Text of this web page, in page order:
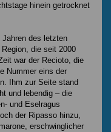
hinein getrocknet
des letzten
die seit 2000
war der Recioto, die
Nummer eins der
Ihm zur Seite stand
und lebendig – die
und Eselragus
der Ripasso hinzu,
erschwinglicher